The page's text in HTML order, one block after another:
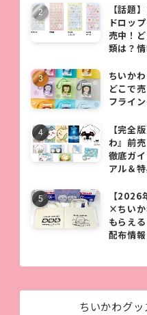
【話題
ドロッ
売中！
類は？
ちいか
どこで
フライ
【完全
わ』前
徹底ガ
アル＆
【2026
×ちいか
もらえ
配布情
ちいかわグッ